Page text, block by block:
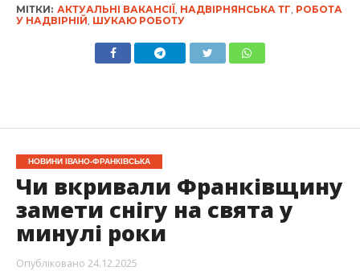
МІТКИ: АКТУАЛЬНІ ВАКАНСІЇ НАДВІРНЯНСЬКА ТГ РОБОТА
У НАДВІРНІЙ ШУКАЮ РОБОТУ
НОВИНИ ІВАНО-ФРАНКІВСЬКА
Чи вкривали Франківщину
замети снігу на свята у
минулі роки
Опубліковано 24.12.2025